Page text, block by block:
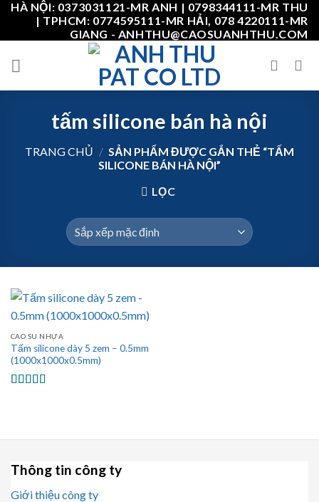
Skip
content
HÀ NỘI: 0373031121-MR ANH | 0798344111-MR THU
| TPHCM: 0774595111-MR HẢI, 078 4220111-MR
GIANG - ANHTHU@CAOSUANHTHU.COM
tấm silicone bán hà nội
TRANG CHỦ / SẢN PHẨM ĐƯỢC GẮN THẺ “TẤM
SILICONE BÁN HÀ NỘI”
LỌC
CAO SU NHỰA
Tấm silicone dày 5 zem – 0.5mm
(1000x1000x0.5mm)
Thông tin công ty
Giới thiệu công ty